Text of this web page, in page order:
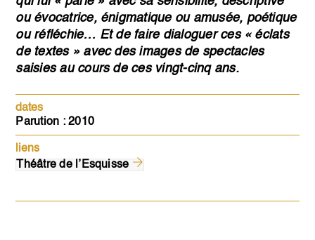
ou évocatrice, énigmatique ou amusée, poétique
ou réfléchie… Et de faire dialoguer ces « éclats
de textes » avec des images de spectacles
saisies au cours de ces vingt-cinq ans.
dates
Parution : 2010
liens
Théâtre de l’Esquisse